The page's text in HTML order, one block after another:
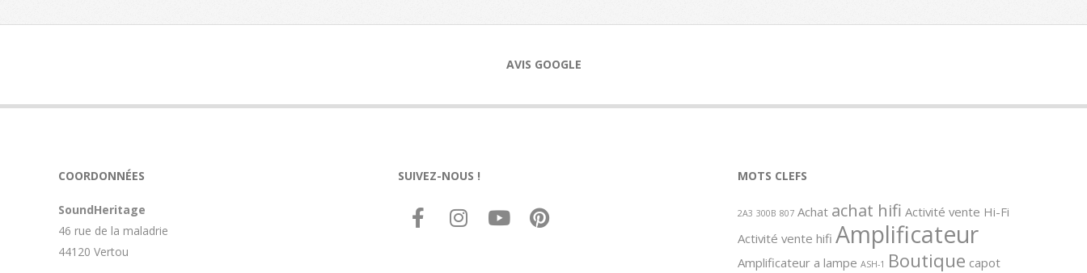
AVIS GOOGLE
COORDONNÉES
SoundHeritage
46 rue de la maladrie
44120 Vertou
SUIVEZ-NOUS ! MOTS CLEFS
2A3 300B 807 Achat achat hifi Activité vente Hi-Fi
Activité vente hifi Amplificateur
Amplificateur a lampe ASH-1 Boutique capot